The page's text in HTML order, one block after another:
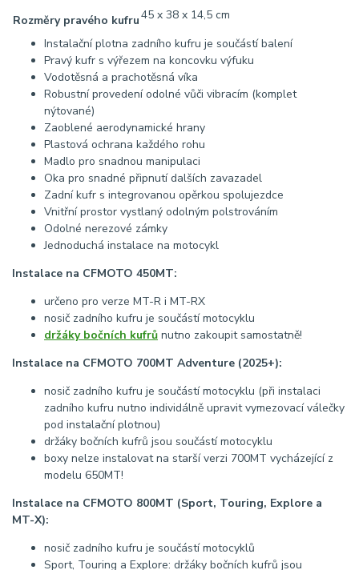
Rozměry pravého kufru45 x 38 x 14,5 cm
Instalační plotna zadního kufru je součástí balení
Pravý kufr s výřezem na koncovku výfuku
Vodotěsná a prachotěsná víka
Robustní provedení odolné vůči vibracím (komplet
nýtované)
Zaoblené aerodynamické hrany
Plastová ochrana každého rohu
Madlo pro snadnou manipulaci
Oka pro snadné připnutí dalších zavazadel
Zadní kufr s integrovanou opěrkou spolujezdce
Vnitřní prostor vystlaný odolným polstrováním
Odolné nerezové zámky
Jednoduchá instalace na motocykl
Instalace na CFMOTO 450MT:
určeno pro verze MT-R i MT-RX
nosič zadního kufru je součástí motocyklu
držáky bočních kufrů nutno zakoupit samostatně!
Instalace na CFMOTO 700MT Adventure (2025+):
nosič zadního kufru je součástí motocyklu (při instalaci
zadního kufru nutno individálně upravit vymezovací válečky
pod instalační plotnou)
držáky bočních kufrů jsou součástí motocyklu
boxy nelze instalovat na starší verzi 700MT vycházející z
modelu 650MT!
Instalace na CFMOTO 800MT (Sport, Touring, Explore a
MT-X):
nosič zadního kufru je součástí motocyklů
Sport, Touring a Explore: držáky bočních kufrů jsou